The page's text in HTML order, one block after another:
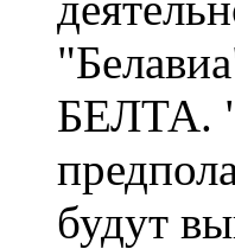
БЕЛТА.
будут